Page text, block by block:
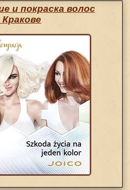
и покраска волос
Кракове